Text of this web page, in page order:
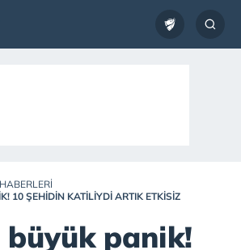
10 ŞEHIDIN KATILIYDI ARTIK ETKISIZ
büyük panik!